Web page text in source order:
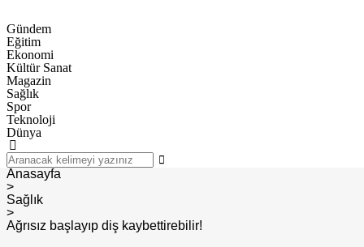
Gündem
Eğitim
Ekonomi
Kültür Sanat
Magazin
Sağlık
Spor
Teknoloji
Dünya
Anasayfa
>
Sağlık
>
Ağrısız başlayıp diş kaybettirebilir!